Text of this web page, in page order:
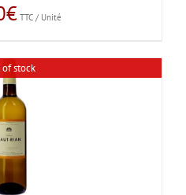
€ TTC / Unité
stock